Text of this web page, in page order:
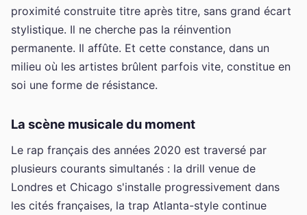
proximité construite titre après titre, sans grand écart
stylistique. Il ne cherche pas la réinvention
permanente. Il affûte. Et cette constance, dans un
milieu où les artistes brûlent parfois vite, constitue en
soi une forme de résistance.
La scène musicale du moment
Le rap français des années 2020 est traversé par
plusieurs courants simultanés : la drill venue de
Londres et Chicago s'installe progressivement dans
les cités françaises, la trap Atlanta-style continue